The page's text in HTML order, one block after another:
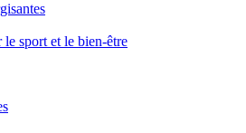
le sport et le bien-être